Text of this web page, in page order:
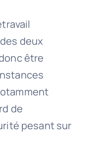
deux
être
de
pesant sur